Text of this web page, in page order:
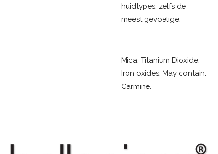
huidtypes, zelfs de
meest gevoelige.
Mica, Titanium Dioxide,
Iron oxides. May contain:
Carmine.